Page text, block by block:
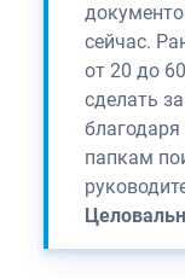
сейчас.
от 20 до
сделать
папкам